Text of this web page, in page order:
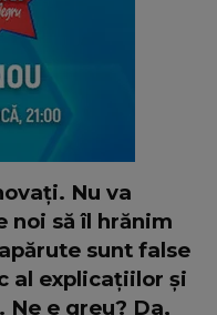
Nu va
noi să îl hrănim
sunt false
al explicațiilor și
e greu? Da,